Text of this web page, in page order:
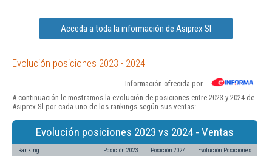
Acceda a toda la información de Asiprex Sl
Evolución posiciones 2023 - 2024
Información ofrecida por
A continuación le mostramos la evolución de posiciones entre 2023 y 2024 de
Asiprex Sl por cada uno de los rankings según sus ventas:
Evolución posiciones 2023 vs 2024 - Ventas
Ranking Posición 2023 Posición 2024 Evolución Posiciones